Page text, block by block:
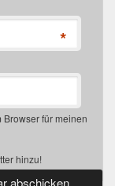
*
für meinen
hinzu!